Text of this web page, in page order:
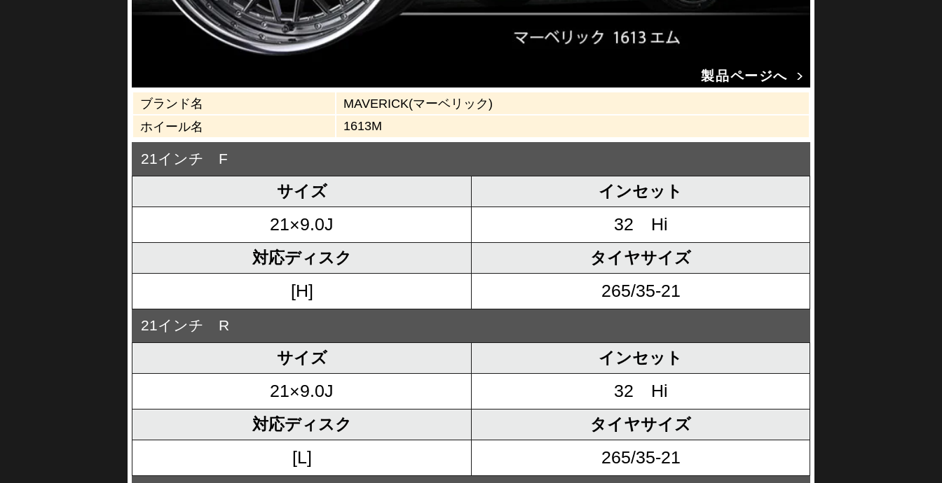
製品ページへ
ブランド名
MAVERICK(マーベリック)
ホイール名
1613M
21インチ F
サイズ インセット
21×9.0J 32 Hi
対応ディスク タイヤサイズ
[H] 265/35-21
21インチ R
サイズ インセット
21×9.0J 32 Hi
対応ディスク タイヤサイズ
[L] 265/35-21